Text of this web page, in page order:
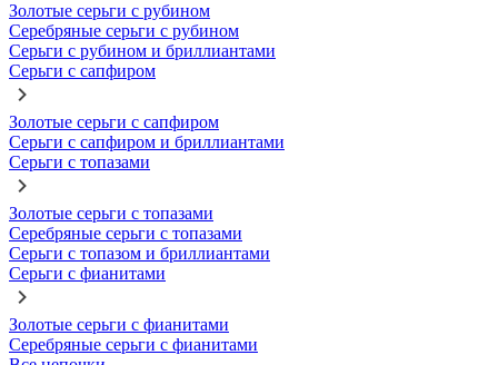
Золотые серьги с рубином
Серебряные серьги с рубином
Серьги с рубином и бриллиантами
Серьги с сапфиром
Золотые серьги с сапфиром
Серьги с сапфиром и бриллиантами
Серьги с топазами
Золотые серьги с топазами
Серебряные серьги с топазами
Серьги с топазом и бриллиантами
Серьги с фианитами
Золотые серьги с фианитами
Серебряные серьги с фианитами